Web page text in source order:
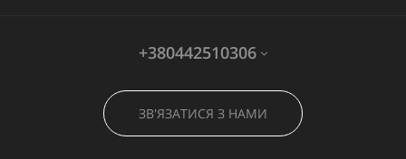
+380442510306
ЗВ'ЯЗАТИСЯ З НАМИ